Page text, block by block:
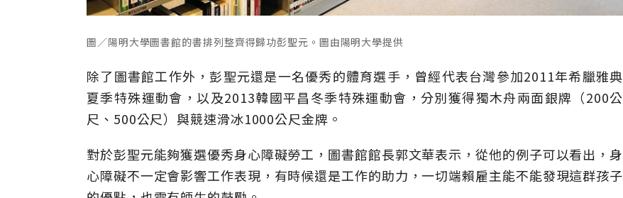
圖／陽明大學圖書館的書排列整齊得歸功彭聖元。圖由陽明大學提供
除了圖書館工作外，彭聖元還是一名優秀的體育選手，曾經代表台灣參加2011年希臘雅典
夏季特殊運動會，以及2013韓國平昌冬季特殊運動會，分別獲得獨木舟兩面銀牌（200公
尺、500公尺）與競速滑冰1000公尺金牌。
對於彭聖元能夠獲選優秀身心障礙勞工，圖書館館長郭文華表示，從他的例子可以看出，身
心障礙不一定會影響工作表現，有時候還是工作的助力，一切端賴雇主能不能發現這群孩子